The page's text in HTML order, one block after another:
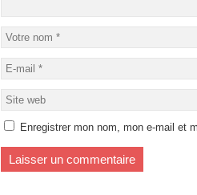
Enregistrer mon nom, mon e-mail et